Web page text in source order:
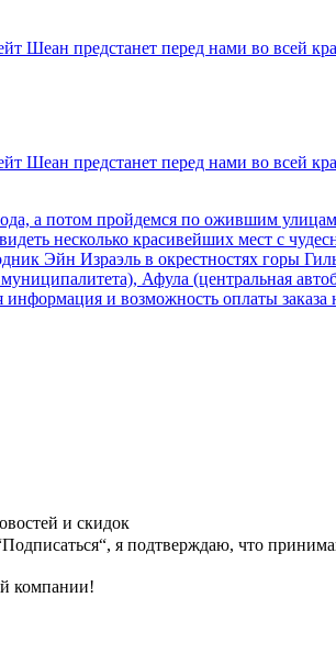
предстанет перед нами во всей
предстанет перед нами во всей
а потом пройдемся по ожившим
несколько красивейших мест с
Эйн Израэль в окрестностях
Афула (центральная
и возможность оплаты заказа
и скидок
я подтверждаю, что
компании!